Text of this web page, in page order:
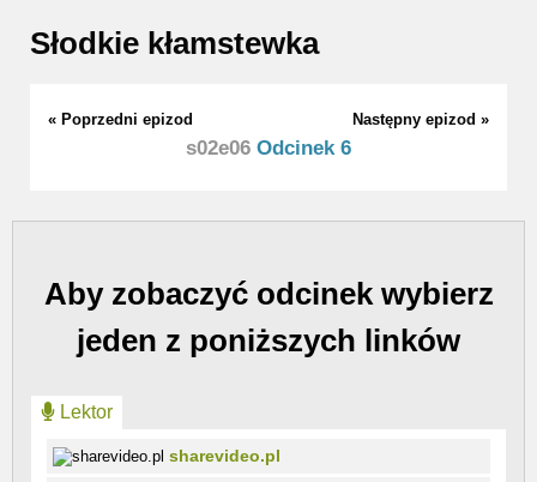
Słodkie kłamstewka
« Poprzedni epizod Następny epizod »
s02e06 Odcinek 6
Aby zobaczyć odcinek wybierz
jeden z poniższych linków
Lektor
sharevideo.pl